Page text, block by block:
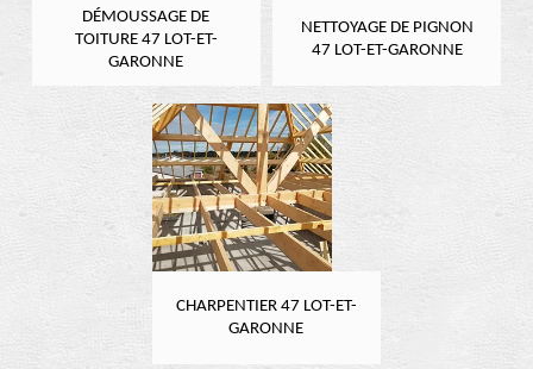
DÉMOUSSAGE DE
TOITURE 47 LOT-ET-
GARONNE
NETTOYAGE DE PIGNON
47 LOT-ET-GARONNE
CHARPENTIER 47 LOT-ET-
GARONNE